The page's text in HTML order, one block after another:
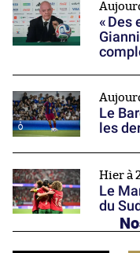
« Des
Le
les
Hier à
Le
du